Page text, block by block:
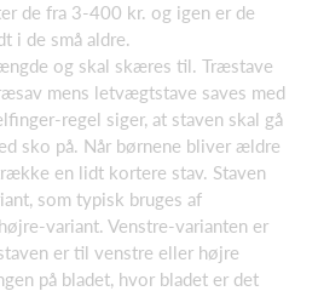
de fra 3-400 kr. og igen er de
i de små aldre.
og skal skæres til. Træstave
mens letvægtstave saves med
regel siger, at staven skal gå
sko på. Når børnene bliver ældre
en lidt kortere stav. Staven
som typisk bruges af
variant. Venstre-varianten er
er til venstre eller højre
på bladet, hvor bladet er det